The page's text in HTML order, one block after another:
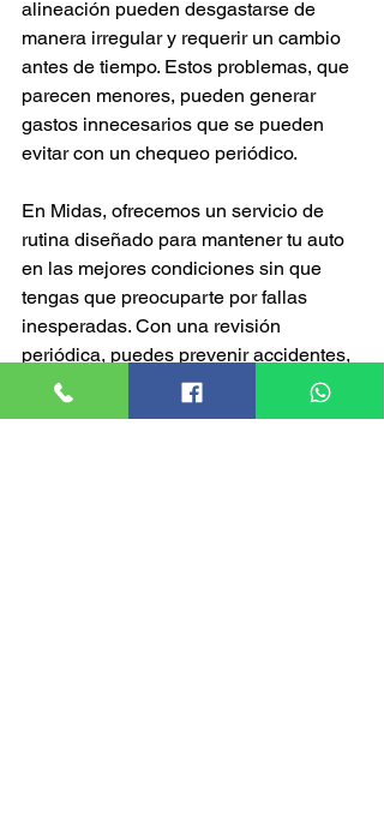
alineación pueden desgastarse de
manera irregular y requerir un cambio
antes de tiempo. Estos problemas, que
parecen menores, pueden generar
gastos innecesarios que se pueden
evitar con un chequeo periódico.
En Midas, ofrecemos un servicio de
rutina diseñado para mantener tu auto
en las mejores condiciones sin que
tengas que preocuparte por fallas
inesperadas. Con una revisión
periódica, puedes prevenir accidentes,
mejorar el rendimiento de tu vehículo y